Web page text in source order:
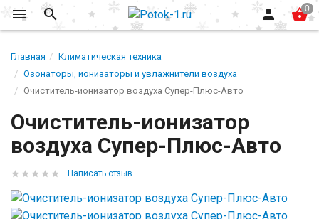
Главная
Климатическая техника
Озонаторы, ионизаторы и увлажнители воздуха
Очиститель-ионизатор воздуха Супер-Плюс-Авто
Очиститель-ионизатор
воздуха Супер-Плюс-Авто
Написать отзыв